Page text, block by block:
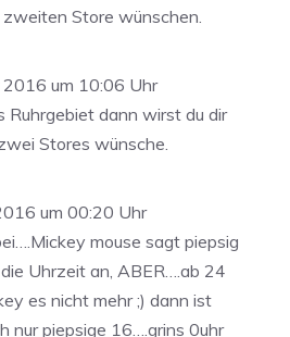
zweiten Store wünschen.
um 10:06 Uhr
Ruhrgebiet dann wirst du dir
Stores wünsche.
um 00:20 Uhr
mouse sagt piepsig
Uhrzeit an, ABER….ab 24
es nicht mehr ;) dann ist
nur piepsige 16….grins 0uhr